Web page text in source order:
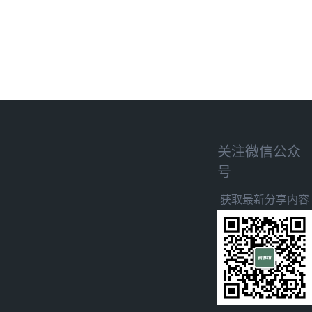
关注微信公众
号
获取最新分享内容